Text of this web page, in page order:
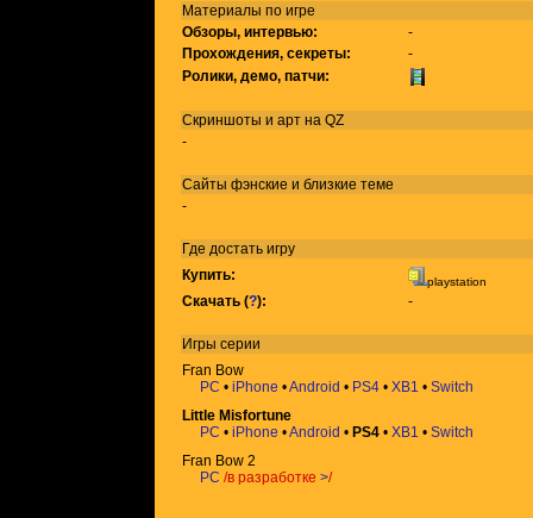
Материалы по игре
Обзоры, интервью:
-
Прохождения, секреты:
-
Ролики, демо, патчи:
Скриншоты и арт на QZ
-
Сайты фэнские и близкие теме
-
Где достать игру
Купить:
playstation
Скачать (?): -
Игры серии
Fran Bow
PC • iPhone •Android • PS4 • XB1 • Switch
Little Misfortune
PC • iPhone •Android • PS4 • XB1 • Switch
Fran Bow 2
PC /в разработке >/